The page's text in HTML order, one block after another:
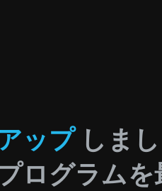
ップ しま
ログラム